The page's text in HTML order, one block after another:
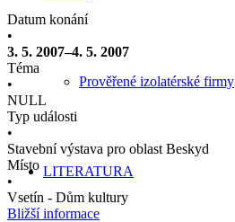
Prověřené izolatérské firmy
LITERATURA
Datum konání
•
3. 5. 2007–4. 5. 2007
Téma
•
NULL
Typ události
•
Stavební výstava pro oblast Beskyd
Místo
•
Vsetín - Dům kultury
Bližší informace